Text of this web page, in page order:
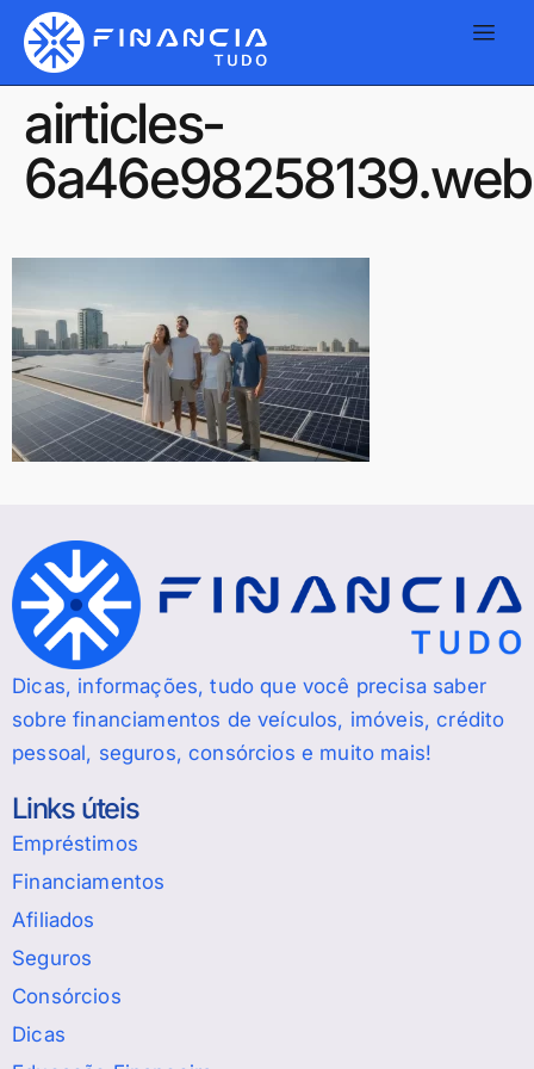
airticles-
Dicas, informações, tudo que você precisa saber
sobre financiamentos de veículos, imóveis, crédito
pessoal, seguros, consórcios e muito mais!
Links úteis
Empréstimos
Financiamentos
Afiliados
Seguros
Consórcios
Dicas